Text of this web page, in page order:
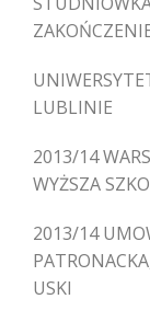
LUBLINIE
2013/14
WYŻSZA
2013/14
USKI